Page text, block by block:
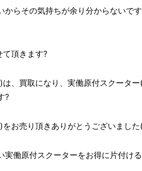
らその気持ちが余り分からないで
頂きます?
、買取になり、実働原付スクータ
?
お売り頂きありがとうございまし
働原付スクーターをお得に片付け